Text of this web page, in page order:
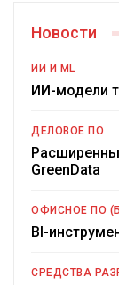
Новости
ИИ И ML
ИИ-модели
ДЕЛОВОЕ ПО
GreenData
ОФИСНОЕ ПО
BI-
СРЕДСТВА